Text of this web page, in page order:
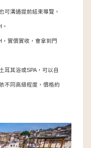
可溝通提前結束導覽。
實價實收，會拿到門
耳其浴或SPA，可以自
不同高級程度，價格約